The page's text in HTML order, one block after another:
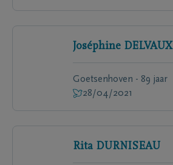
Joséphine DELVAUX
Goetsenhoven - 89 jaar
28/04/2021
Rita DURNISEAU